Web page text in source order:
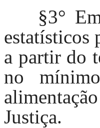
§3°
estatísticos
a partir do
no
Justiça.